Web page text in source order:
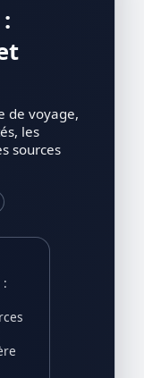
de voyage,
les
sources
: